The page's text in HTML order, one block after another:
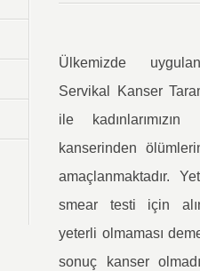
Ülkemizde
Servikal Kanser
ile
kanserinden
amaçlanmaktadır.
smear testi için
yeterli olmaması
sonuç kanser